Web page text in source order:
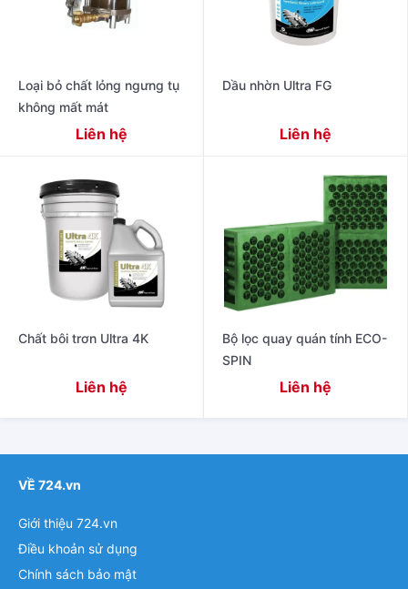
Loại bỏ chất lỏng ngưng tụ
không mất mát
Liên hệ
Dầu nhờn Ultra FG
Liên hệ
Chất bôi trơn Ultra 4K
Liên hệ
Bộ lọc quay quán tính ECO-
SPIN
Liên hệ
VỀ 724.vn
Giới thiệu 724.vn
Điều khoản sử dụng
Chính sách bảo mật